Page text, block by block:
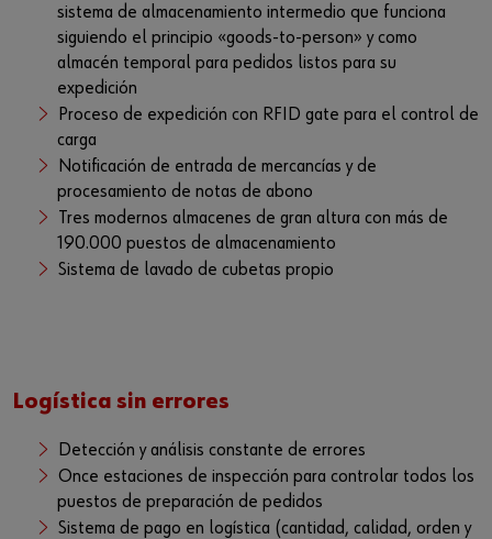
sistema de almacenamiento intermedio que funciona
siguiendo el principio «goods-to-person» y como
almacén temporal para pedidos listos para su
expedición
Proceso de expedición con RFID gate para el control de
carga
Notificación de entrada de mercancías y de
procesamiento de notas de abono
Tres modernos almacenes de gran altura con más de
190.000 puestos de almacenamiento
Sistema de lavado de cubetas propio
Logística sin errores
Detección y análisis constante de errores
Once estaciones de inspección para controlar todos los
puestos de preparación de pedidos
Sistema de pago en logística (cantidad, calidad, orden y